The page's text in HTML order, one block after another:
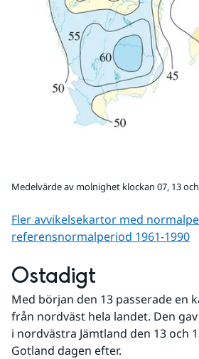
Medelvärde av molnighet klockan 07, 13
Fler avvikelsekartor med
referens­normalperiod 1961-1990
Ostadigt
Med början den 13 passerade en
från nordväst hela landet. Den
i nordvästra Jämtland den 13 och
Gotland dagen efter.